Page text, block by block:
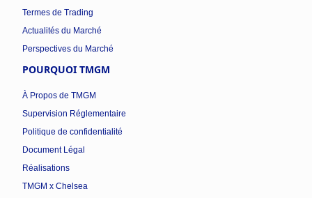
Termes de Trading
Actualités du Marché
Perspectives du Marché
POURQUOI TMGM
À Propos de TMGM
Supervision Réglementaire
Politique de confidentialité
Document Légal
Réalisations
TMGM x Chelsea